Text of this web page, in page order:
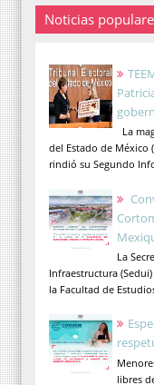
Noticias
La
del Estado de México
rindió su Segundo
La
Infraestructura
la Facultad de
libres